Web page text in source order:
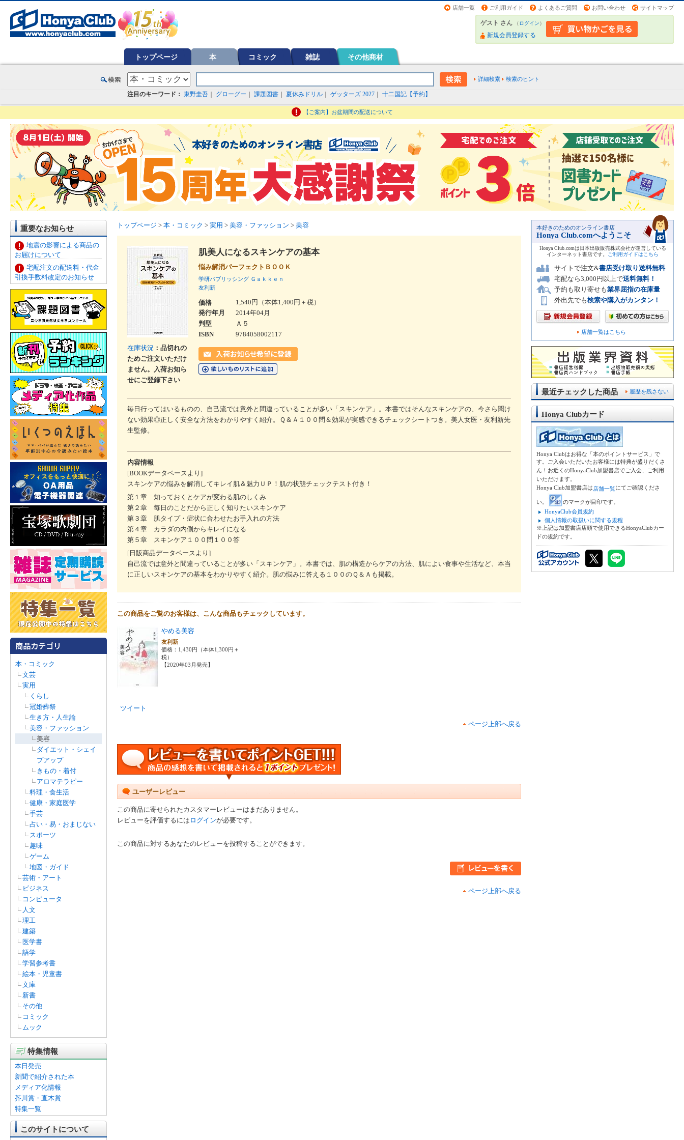
店舗一覧 ご利用ガイド よくあるご質問 お問い合わせ サイトマップ
ゲスト さん （ログイン）
新規会員登録する
トップページ 本 コミック 雑誌 その他商材
詳細検索 検索のヒント
注目のキーワード： 東野圭吾 グローグー 課題図書 夏休みドリル ゲッターズ 2027 十二国記【予約】
【ご案内】お盆期間の配送について
重要なお知らせ
地震の影響による商品の
お届けについて
宅配注文の配送料・代金
引換手数料改定のお知らせ
本・コミック
文芸
実用
くらし
冠婚葬祭
生き方・人生論
美容・ファッション
美容
ダイエット・シェイ
プアップ
きもの・着付
アロマテラピー
料理・食生活
健康・家庭医学
手芸
占い・易・おまじない
スポーツ
趣味
ゲーム
地図・ガイド
芸術・アート
ビジネス
コンピュータ
人文
理工
建築
医学書
語学
学習参考書
絵本・児童書
文庫
新書
その他
コミック
ムック
特集情報
本日発売
新聞で紹介された本
メディア化情報
芥川賞・直木賞
特集一覧
このサイトについて
トップページ > 本・コミック > 実用 > 美容・ファッション > 美容
在庫状況 ：品切れの
ためご注文いただけ
ません。入荷お知ら
せにご登録下さい
肌美人になるスキンケアの基本
悩み解消パーフェクトＢＯＯＫ
学研パブリッシング Ｇａｋｋｅｎ
友利新
価格
1,540円（本体1,400円＋税）
発行年月
2014年04月
判型
Ａ５
ISBN
9784058002117
毎日行ってはいるものの、自己流では意外と間違っていることが多い「スキンケア」。本書ではそんなスキンケアの、今さら聞け
ない効果◎正しく安全な方法をわかりやすく紹介。Ｑ＆Ａ１００問＆効果が実感できるチェックシートつき。美人女医・友利新先
生監修。
内容情報
[BOOKデータベースより]
スキンケアの悩みを解消してキレイ肌＆魅力ＵＰ！肌の状態チェックテスト付き！
第１章 知っておくとケアが変わる肌のしくみ
第２章 毎日のことだから正しく知りたいスキンケア
第３章 肌タイプ・症状に合わせたお手入れの方法
第４章 カラダの内側からキレイになる
第５章 スキンケア１００問１００答
[日販商品データベースより]
自己流では意外と間違っていることが多い「スキンケア」。本書では、肌の構造からケアの方法、肌によい食事や生活など、本当
に正しいスキンケアの基本をわかりやすく紹介。肌の悩みに答える１００のＱ＆Ａも掲載。
この商品をご覧のお客様は、こんな商品もチェックしています。
やめる美容
友利新
価格：1,430円（本体1,300円＋
税）
【2020年03月発売】
ツイート
ページ上部へ戻る
ユーザーレビュー
この商品に寄せられたカスタマーレビューはまだありません。
レビューを評価するには ログインが必要です。
この商品に対するあなたのレビューを投稿することができます。
ページ上部へ戻る
本好きのためのオンライン書店
Honya Club.comへようこそ
Honya Club.comは日本出版販売株式会社が運営している
インターネット書店です。
ご利用ガイドはこちら
サイトで注文&書店受け取り送料無料
宅配なら3,000円以上で送料無料！
予約も取り寄せも業界屈指の在庫量
外出先でも検索や購入がカンタン！
店舗一覧はこちら
履歴を残さない
最近チェックした商品
Honya Clubカード
Honya Clubはお得な「本のポイントサービス」で
す。ご入会いただいたお客様には特典が盛りだくさ
ん！お近くのHonyaClub加盟書店でご入会、ご利用
いただけます。
Honya Club加盟書店は店舗一覧にてご確認くださ
い。
のマークが目印です。
HonyaClub会員規約
個人情報の取扱いに関する規程
※上記は加盟書店店頭で使用できるHonyaClubカー
ドの規約です。